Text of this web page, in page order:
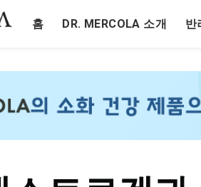
홈 DR. MERCOLA 소개 반